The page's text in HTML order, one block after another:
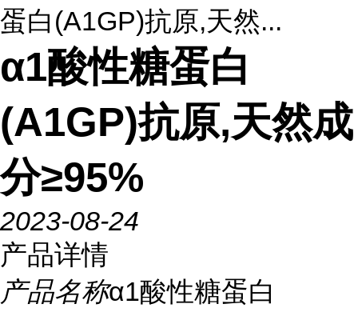
蛋白(A1GP)抗原,天然...
α1酸性糖蛋白
(A1GP)抗原,天然成
分≥95%
2023-08-24
产品详情
产品名称α1酸性糖蛋白